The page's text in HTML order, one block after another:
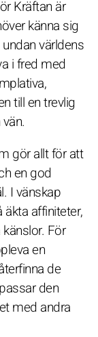
Kräftan är
känna sig
världens
i fred med
till en trevlig
gör allt för att
en god
I vänskap
äkta affiniteter,
För
en
de
den
med andra